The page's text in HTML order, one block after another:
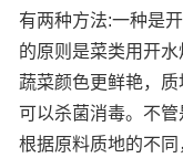
有两种方法:一种是
的原则是菜类用开
蔬菜颜色更鲜艳，
可以杀菌消毒。不
根据原料质地的不